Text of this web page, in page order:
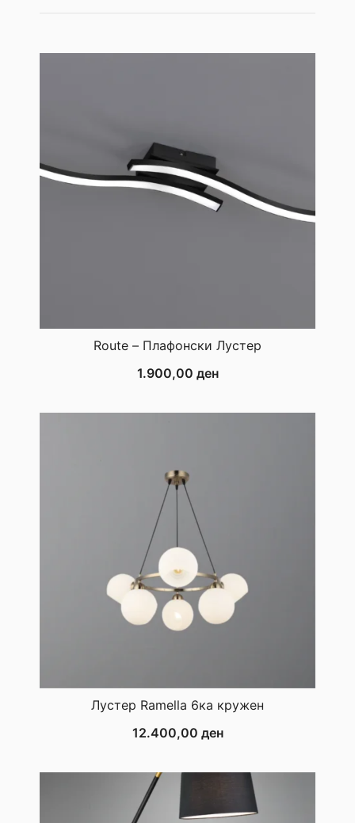
Route – Плафонски Лустер
1.900,00 ден
Лустер Ramella 6ка кружен
12.400,00 ден